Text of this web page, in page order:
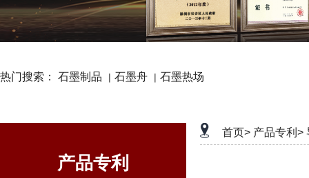
热门搜索： 石墨制品 | 石墨舟 | 石墨热场
产品专利
首页> 产品专利>